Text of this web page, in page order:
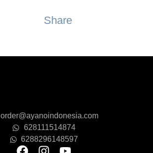
Share
order@ayanoindonesia.com
628111514874
‪6288296148597‬